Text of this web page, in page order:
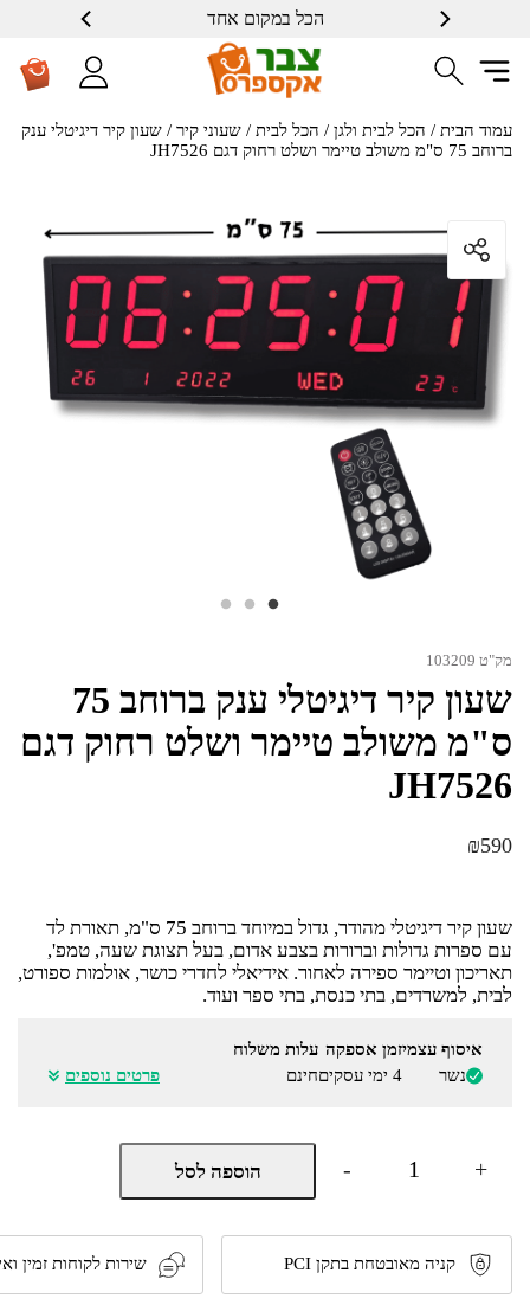
הכל במקום אחד
שרות ברמה גבוה
עמוד הבית / הכל לבית ולגן / הכל לבית / שעוני קיר / שעון קיר דיגיטלי ענק
ברוחב 75 ס"מ משולב טיימר ושלט רחוק דגם JH7526
מק"ט 103209
שעון קיר דיגיטלי ענק ברוחב 75
ס"מ משולב טיימר ושלט רחוק דגם
JH7526
₪590
שעון קיר דיגיטלי מהודר, גדול במיוחד ברוחב 75 ס"מ, תאורת לד
עם ספרות גדולות וברורות בצבע אדום, בעל תצוגת שעה, טמפ',
תאריכון וטיימר ספירה לאחור. אידיאלי לחדרי כושר, אולמות ספורט,
לבית, למשרדים, בתי כנסת, בתי ספר ועוד.
איסוף עצמי
נשר
זמן אספקה
4 ימי עסקים
עלות משלוח
חינם
פרטים נוספים
-
כמות
שעון
דיגיטלי
ענק
ברוחב
75
+ הוספה לסל
קניה מאובטחת בתקן PCI שירות לקוחות זמין